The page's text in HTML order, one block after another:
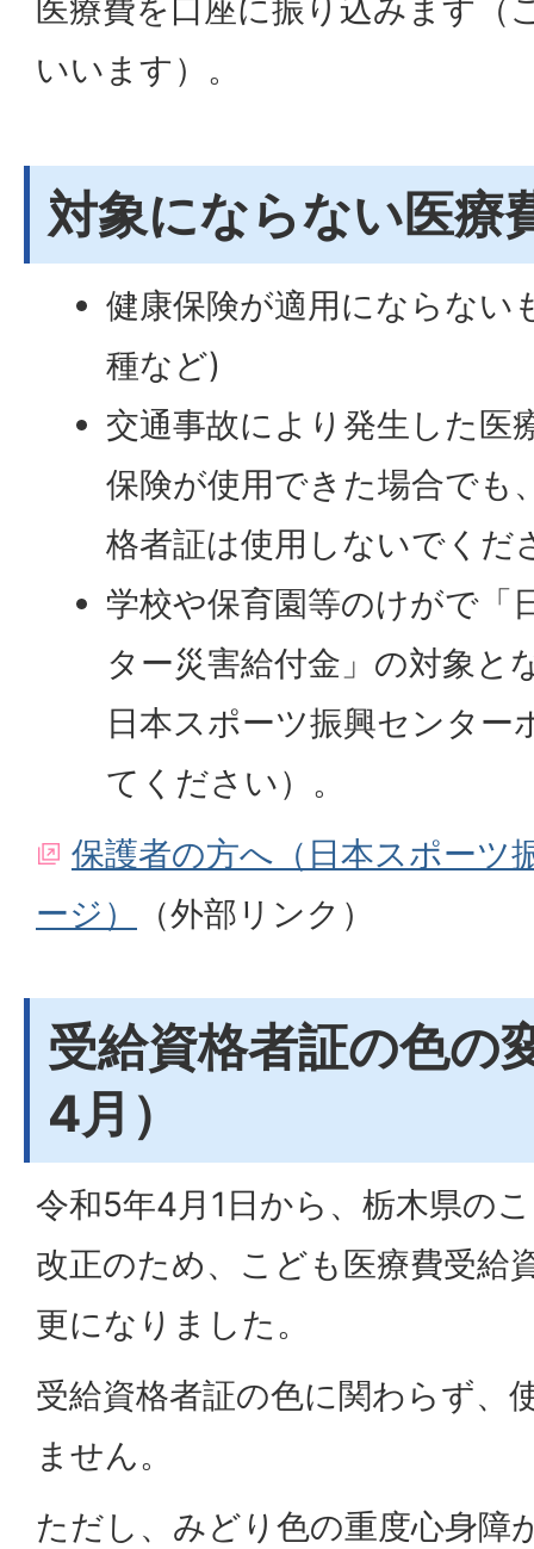
医療費を口座に振り込みます（
いいます）。
対象にならない医療
健康保険が適用にならない
種など)
交通事故により発生した医
保険が使用できた場合でも
格者証は使用しないでくだ
学校や保育園等のけがで「
ター災害給付金」の対象と
日本スポーツ振興センター
てください）。
保護者の方へ（日本スポーツ
ージ）
（外部リンク）
受給資格者証の色の
4月）
令和5年4月1日から、栃木県の
改正のため、こども医療費受給
更になりました。
受給資格者証の色に関わらず、
ません。
ただし、みどり色の重度心身障